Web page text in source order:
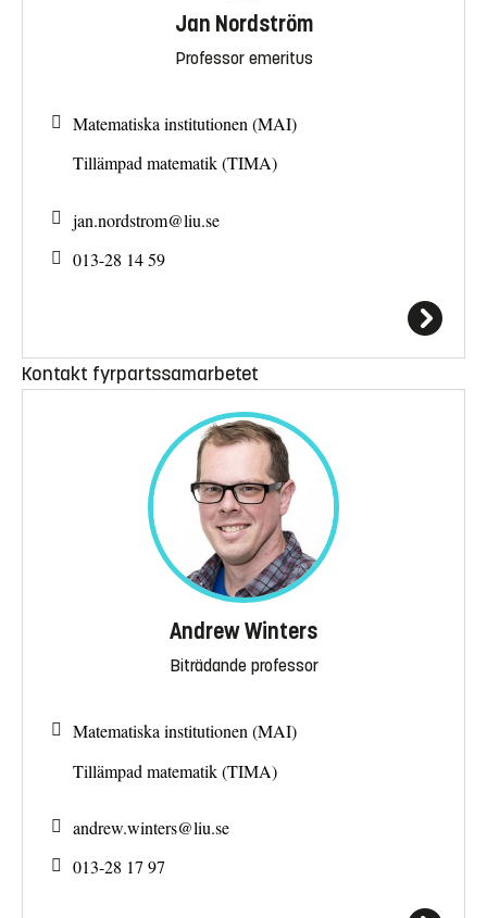
Jan Nordström
Professor emeritus
Matematiska institutionen (MAI)
Tillämpad matematik (TIMA)
jan.nordstrom@liu.se
013-28 14 59
Kontakt fyrpartssamarbetet
Andrew Winters
Biträdande professor
Matematiska institutionen (MAI)
Tillämpad matematik (TIMA)
andrew.winters@liu.se
013-28 17 97